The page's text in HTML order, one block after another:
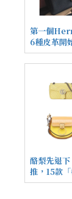
第一個
6種皮革開
酪梨先退
推，15款